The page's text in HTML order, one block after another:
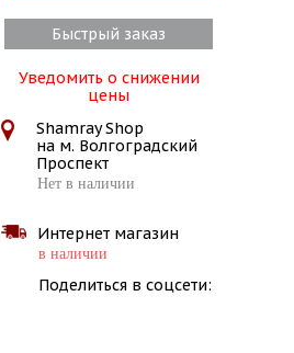
Быстрый заказ
Уведомить о снижении
цены
Shamray Shop
на м. Волгоградский
Проспект
Нет в наличии
Интернет магазин
в наличии
Поделиться в соцсети: